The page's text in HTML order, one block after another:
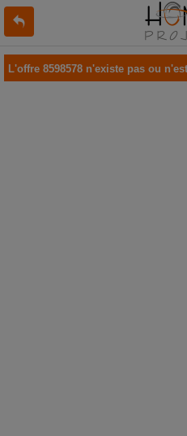
L'offre 8598578 n'existe pas ou